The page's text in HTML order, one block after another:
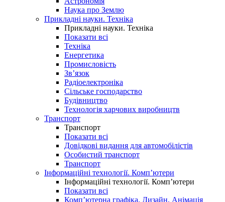
Наука про Землю
Прикладні науки. Техніка
Прикладні науки. Техніка
Показати всі
Техніка
Енергетика
Промисловість
Зв’язок
Радіоелектроніка
Сільське господарство
Будівництво
Технологія харчових виробництв
Транспорт
Транспорт
Показати всі
Довідкові видання для автомобілістів
Особистий транспорт
Транспорт
Інформаційні технології. Комп’ютери
Інформаційні технології. Комп’ютери
Показати всі
Комп’ютерна графіка. Дизайн. Анімація